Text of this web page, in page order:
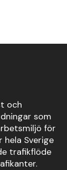
och
som
för
Sverige
trafikflöde